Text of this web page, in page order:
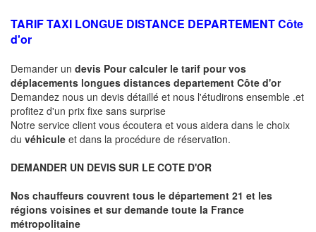
TARIF TAXI LONGUE DISTANCE DEPARTEMENT Côte
d'or
Demander un devis Pour calculer le tarif pour vos
déplacements longues distances departement Côte d'or
Demandez nous un devis détaillé et nous l'étudirons ensemble .et
profitez d'un prix fixe sans surprise
Notre service client vous écoutera et vous aidera dans le choix
du véhicule et dans la procédure de réservation.
DEMANDER UN DEVIS SUR LE COTE D'OR
Nos chauffeurs couvrent tous le département 21 et les
régions voisines et sur demande toute la France
métropolitaine